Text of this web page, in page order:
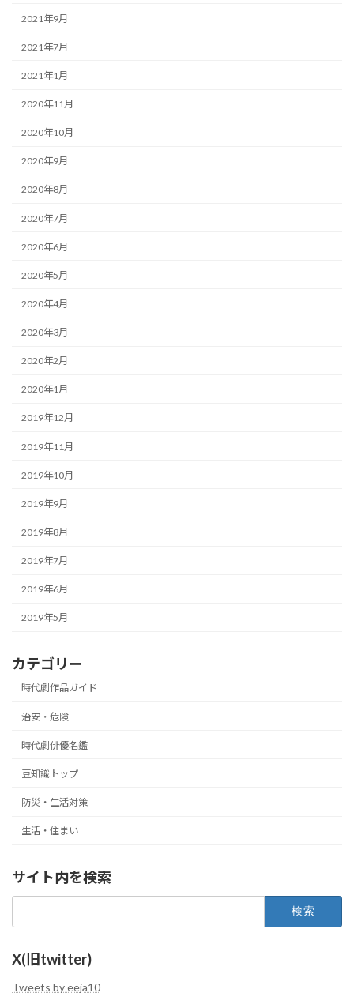
2021年9月
2021年7月
2021年1月
2020年11月
2020年10月
2020年9月
2020年8月
2020年7月
2020年6月
2020年5月
2020年4月
2020年3月
2020年2月
2020年1月
2019年12月
2019年11月
2019年10月
2019年9月
2019年8月
2019年7月
2019年6月
2019年5月
カテゴリー
時代劇作品ガイド
治安・危険
時代劇俳優名鑑
豆知識トップ
防災・生活対策
生活・住まい
サイト内を検索
X(旧twitter)
Tweets by eeja10